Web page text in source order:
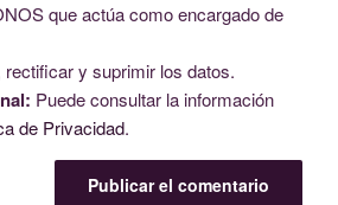
que actúa como encargado de
rectificar y suprimir los datos.
Puede consultar la información
de Privacidad.